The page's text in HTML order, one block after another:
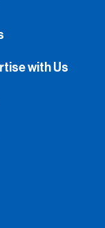
with Us